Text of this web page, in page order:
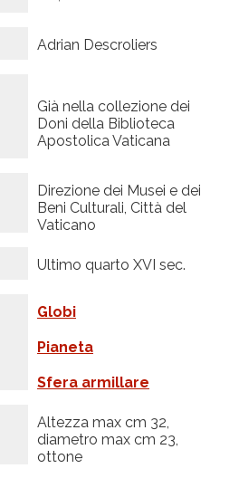
Adrian Descroliers
Già nella collezione dei
Doni della Biblioteca
Apostolica Vaticana
Direzione dei Musei e dei
Beni Culturali, Città del
Vaticano
Ultimo quarto XVI sec.
Globi
Pianeta
Sfera armillare
Altezza max cm 32,
diametro max cm 23,
ottone